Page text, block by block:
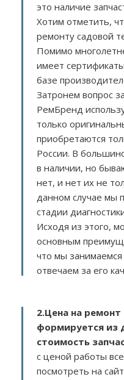
это наличие
Хотим отметить,
ремонту садовой
Помимо
имеет
базе
Затронем вопрос
РемБренд
только
приобретаются
России. В
в наличии, но
нет, и нет их не
данном случае мы
стадии
Исходя из этого,
основным
что мы
отвечаем за его
2.Цена на
формируется из
стоимость
с ценой работы
посмотреть на